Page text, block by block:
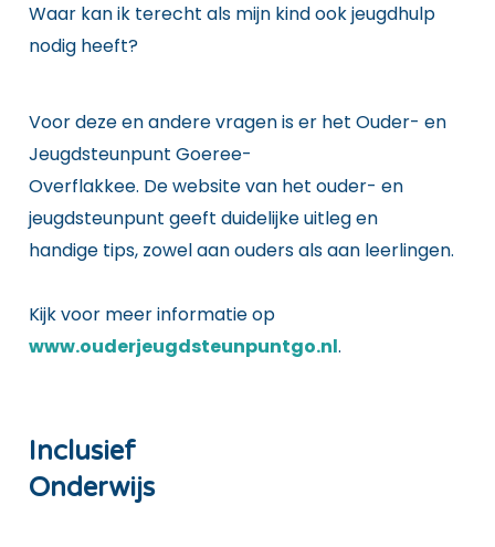
Waar kan ik terecht als mijn kind ook jeugdhulp
nodig heeft?
Voor deze en andere vragen is er het Ouder- en
Jeugdsteunpunt Goeree-
Overflakkee. De website van het ouder- en
jeugdsteunpunt geeft duidelijke uitleg en
handige tips, zowel aan ouders als aan leerlingen.
Kijk voor meer informatie op
www.ouderjeugdsteunpuntgo.nl.
Inclusief
Onderwijs